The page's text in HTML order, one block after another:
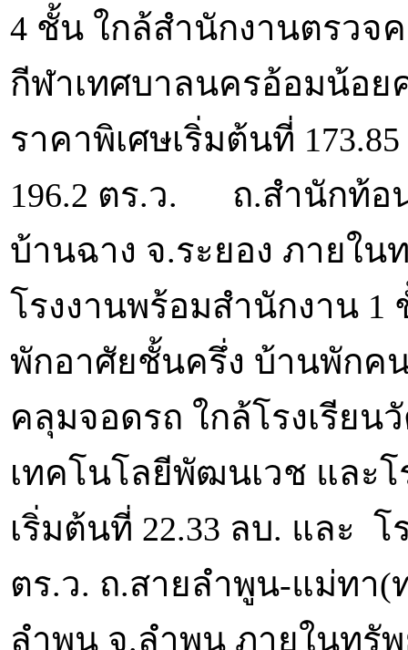
4 ชั้น ใกล้สำนักงานตรวจ
กีฬาเทศบาลนครอ้อมน้อย
ราคาพิเศษเริ่มต้นที่
196.2 ตร.ว. ถ.สำนักท้อ
บ้านฉาง จ.ระยอง ภายใ
โรงงานพร้อมสำนักงาน
พักอาศัยชั้นครึ่ง บ้านพักค
คลุมจอดรถ ใกล้โรงเรียน
เทคโนโลยีพัฒนเวช และ
เริ่มต้นที่ 22.33 ลบ. และ โ
ตร.ว. ถ.สายลำพูน-แม่ทา(
ลำพูน จ.ลำพูน ภายในทรั